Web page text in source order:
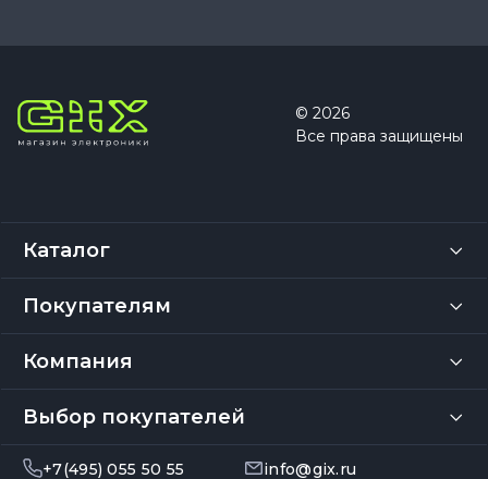
© 2026
Все права защищены
Каталог
Покупателям
Компания
Выбор покупателей
+7(495) 055 50 55
info@gix.ru